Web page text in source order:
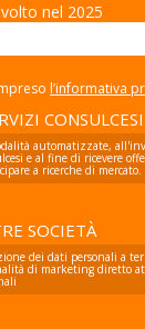
nel 2025
l’informativa
CONSULCESI
automatizzate,
e al fine di ricevere
a ricerche di mercato.
SOCIETÀ
dei dati personali a
di marketing diretto